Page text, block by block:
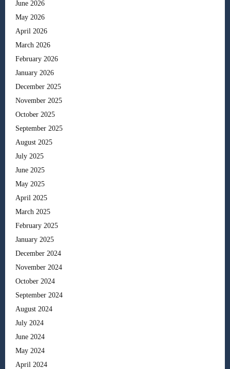
June 2026
May 2026
April 2026
March 2026
February 2026
January 2026
December 2025
November 2025
October 2025
September 2025
August 2025
July 2025
June 2025
May 2025
April 2025
March 2025
February 2025
January 2025
December 2024
November 2024
October 2024
September 2024
August 2024
July 2024
June 2024
May 2024
April 2024